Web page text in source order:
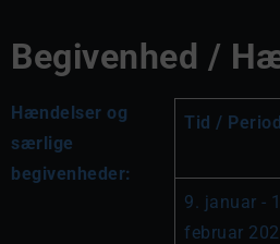
Begivenhed /
Hændelser og
særlige
begivenheder:
Tid /
9. januar -
februar